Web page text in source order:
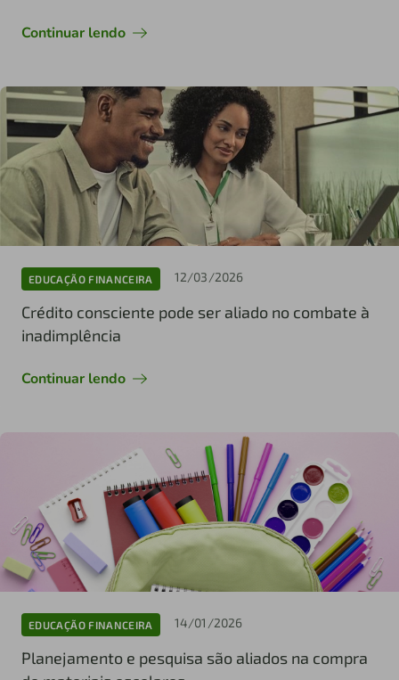
Continuar lendo
EDUCAÇÃO FINANCEIRA 12/03/2026
Crédito consciente pode ser aliado no combate à
inadimplência
Continuar lendo
EDUCAÇÃO FINANCEIRA 14/01/2026
Planejamento e pesquisa são aliados na compra